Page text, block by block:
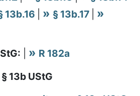
13b.16 § 13b.17
R 182a
13b UStG